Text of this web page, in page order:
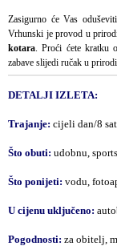
Zasigurno će Vas
Vrhunski je provod u
kotara . Proći ćete kratku
zabave slijedi ručak u
DETALJI IZLETA:
Trajanje: cijeli dan/8
Što obuti: udobnu,
Što ponijeti: vodu,
U cijenu uključeno:
Pogodnosti: za obitelj,